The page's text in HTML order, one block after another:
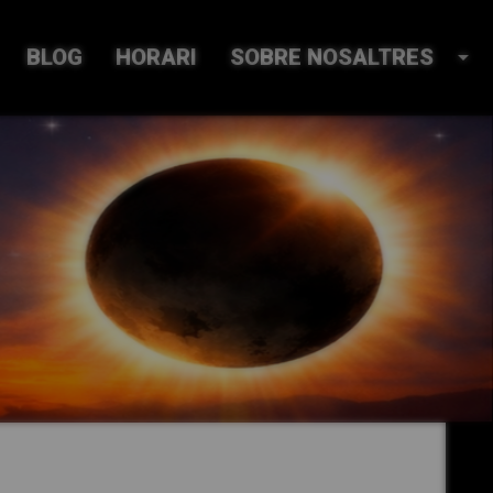
BLOG HORARI SOBRE NOSALTRES arrow_drop_down